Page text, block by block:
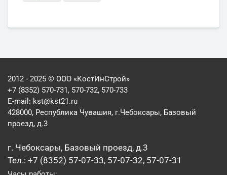
2012 - 2025 © ООО «КостИнСтрой»
+7 (8352) 570-731, 570-732, 570-733
E-mail: kst@kst21.ru
428000, Республика Чувашия, г.Чебоксары, Базовый
проезд, д.3
г. Чебоксары, Базовый проезд, д.3
Тел.: +7 (8352) 57-07-33, 57-07-32, 57-07-31